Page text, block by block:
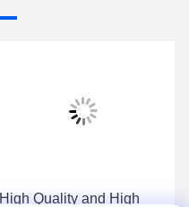
High Quality and High